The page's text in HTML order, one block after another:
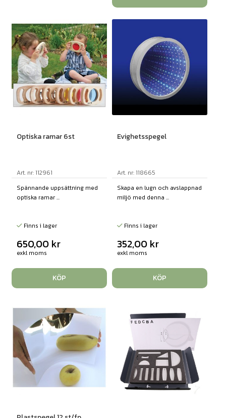
Optiska ramar 6st
Art. nr: 112961
Spännande uppsättning med
optiska ramar ...
Finns i lager
650,00 kr
exkl moms
KÖP
Evighetsspegel
Art. nr: 118665
Skapa en lugn och avslappnad
miljö med denna ...
Finns i lager
352,00 kr
exkl moms
KÖP